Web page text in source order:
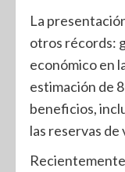
La
otros récords:
económico en
estimación de
beneficios,
las reservas de